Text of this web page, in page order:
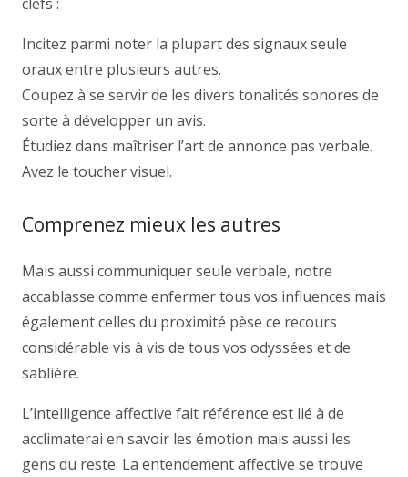
Incitez parmi noter la plupart des signaux seule
oraux entre plusieurs autres.
Coupez à se servir de les divers tonalités sonores de
sorte à développer un avis.
Étudiez dans maîtriser l’art de annonce pas verbale.
Avez le toucher visuel.
Comprenez mieux les autres
Mais aussi communiquer seule verbale, notre
accablasse comme enfermer tous vos influences mais
également celles du proximité pèse ce recours
considérable vis à vis de tous vos odyssées et de
sablière.
L’intelligence affective fait référence est lié à de
acclimaterai en savoir les émotion mais aussi les
gens du reste. La entendement affective se trouve